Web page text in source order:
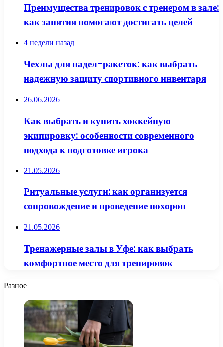
Преимущества тренировок с тренером в зале:
как занятия помогают достигать целей
4 недели назад
Чехлы для падел-ракеток: как выбрать
надежную защиту спортивного инвентаря
26.06.2026
Как выбрать и купить хоккейную
экипировку: особенности современного
подхода к подготовке игрока
21.05.2026
Ритуальные услуги: как организуется
сопровождение и проведение похорон
21.05.2026
Тренажерные залы в Уфе: как выбрать
комфортное место для тренировок
Разное